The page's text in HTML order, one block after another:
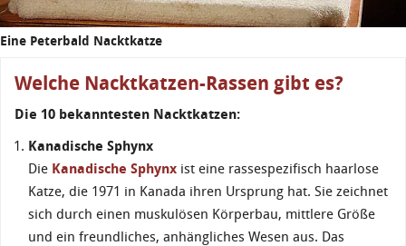
Eine Peterbald Nacktkatze
Welche Nacktkatzen-Rassen gibt es?
Die 10 bekanntesten Nacktkatzen:
Kanadische Sphynx
Die Kanadische Sphynx ist eine rassespezifisch haarlose
Katze, die 1971 in Kanada ihren Ursprung hat. Sie zeichnet
sich durch einen muskulösen Körperbau, mittlere Größe
und ein freundliches, anhängliches Wesen aus. Das